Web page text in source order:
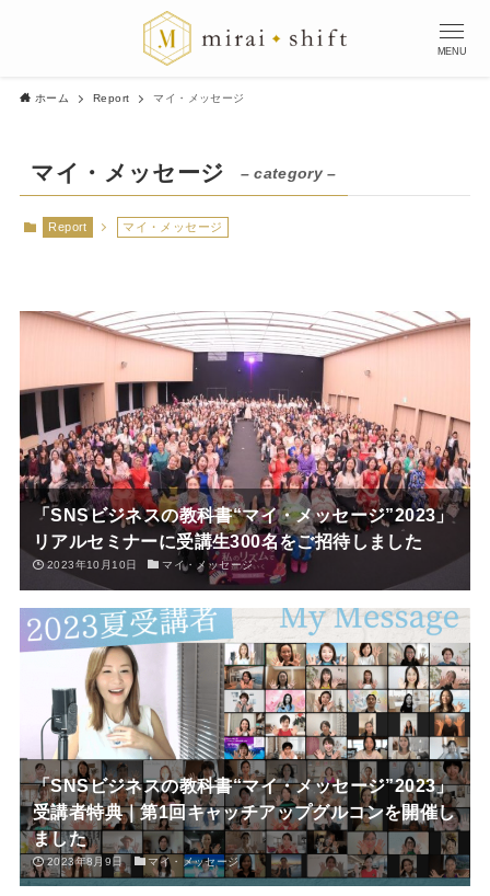
MENU
ホーム Report マイ・メッセージ
マイ・メッセージ – category –
Report マイ・メッセージ
「SNSビジネスの教科書“マイ・メッセージ”2023」
リアルセミナーに受講生300名をご招待しました
2023年10月10日 マイ・メッセージ
「SNSビジネスの教科書“マイ・メッセージ”2023」
受講者特典｜第1回キャッチアップグルコンを開催し
ました
2023年8月9日 マイ・メッセージ